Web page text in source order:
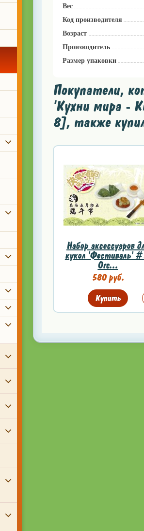
Вес
Код производителя
Возраст
Производитель
Размер упаковки
Покупатели,
'Кухни мира -
8], также
Набор аксессуаров
кукол 'Фестиваль'
Orc...
580 руб.
Купить